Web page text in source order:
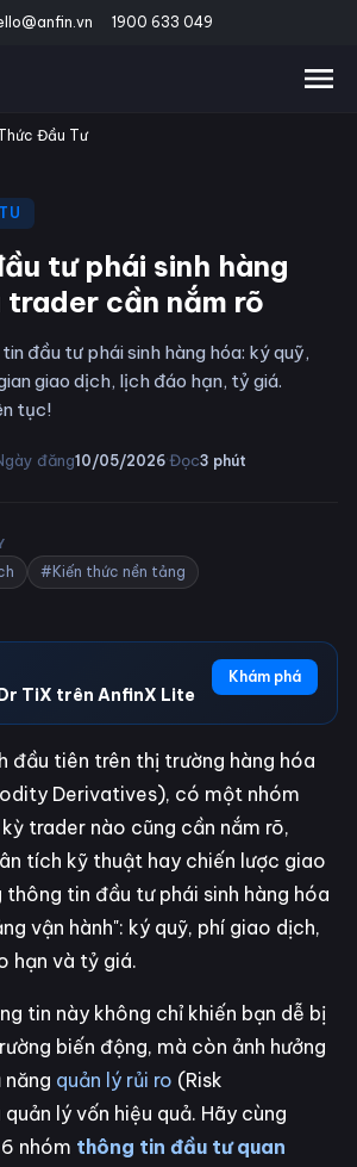
1900 633 049
Đầu Tư
tư phái sinh hàng
trader cần nắm rõ
đầu tư phái sinh hàng hóa: ký quỹ,
giao dịch, lịch đáo hạn, tỷ giá.
tục!
đăng10/05/2026·Đọc3 phút
#Kiến thức nền tảng
TiX trên AnfinX Lite
Khám phá
đầu tiên trên thị trường hàng hóa
Derivatives), có một nhóm
trader nào cũng cần nắm rõ,
tích kỹ thuật hay chiến lược giao
thông tin đầu tư phái sinh hàng hóa
vận hành": ký quỹ, phí giao dịch,
hạn và tỷ giá.
tin này không chỉ khiến bạn dễ bị
biến động, mà còn ảnh hưởng
quản lý rủi ro (Risk
lý vốn hiệu quả. Hãy cùng
nhóm thông tin đầu tư quan